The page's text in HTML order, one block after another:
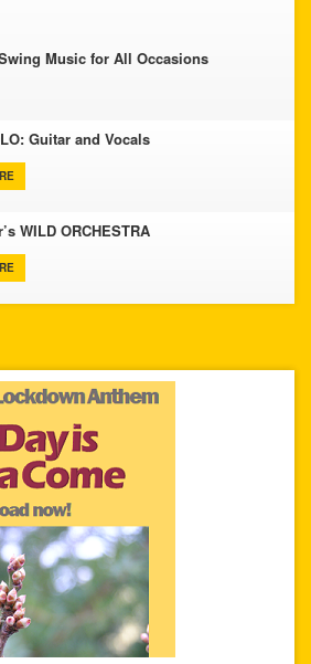
Music for All Occasions
Guitar and Vocals
WILD ORCHESTRA